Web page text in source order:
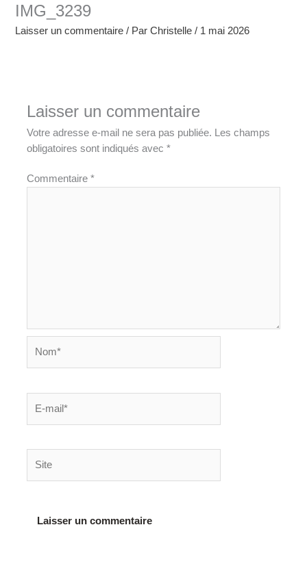
IMG_3239
Laisser un commentaire / ParChristelle/ 1 mai 2026
Laisser un commentaire
Votre adresse e-mail ne sera pas publiée. Les champs
obligatoires sont indiqués avec*
Commentaire*
mail*